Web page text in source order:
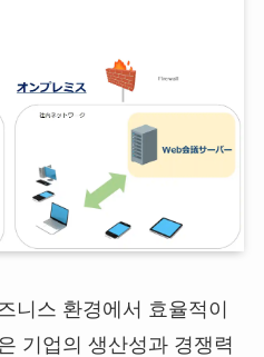
니스 환경에서 효율적이
기업의 생산성과 경쟁력